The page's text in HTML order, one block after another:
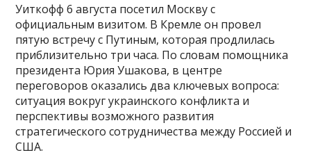
Уиткофф 6 августа посетил Москву с
официальным визитом. В Кремле он провел
пятую встречу с Путиным, которая продлилась
приблизительно три часа. По словам помощника
президента Юрия Ушакова, в центре
переговоров оказались два ключевых вопроса:
ситуация вокруг украинского конфликта и
перспективы возможного развития
стратегического сотрудничества между Россией и
США.